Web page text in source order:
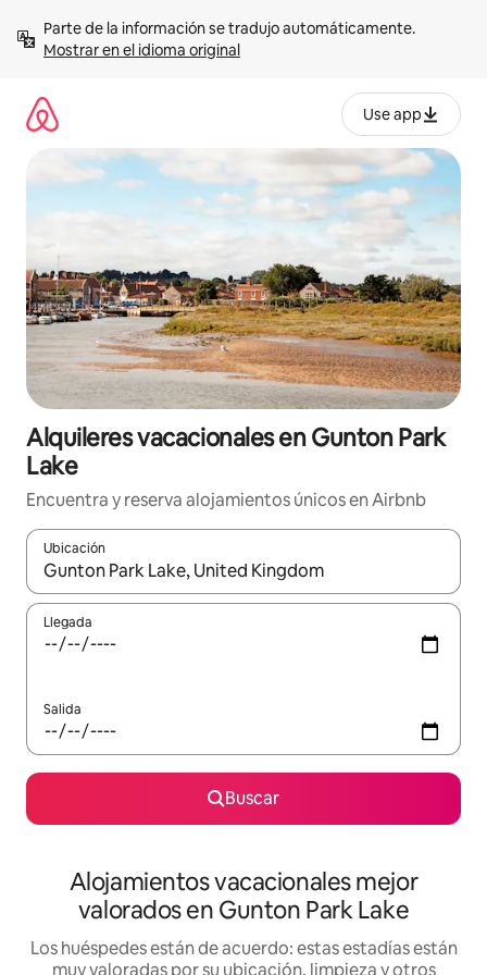
contenidoMostrar en el idioma original
Use app
Alquileres vacacionales en Gunton Park
Lake
Encuentra y reserva alojamientos únicos en Airbnb
Ubicación
Cuando los resultados estén disponibles, navega con las
Llegada
Salida
Buscar
Alojamientos vacacionales mejor
valorados en Gunton Park Lake
Los huéspedes están de acuerdo: estas estadías están
muy valoradas por su ubicación, limpieza y otros